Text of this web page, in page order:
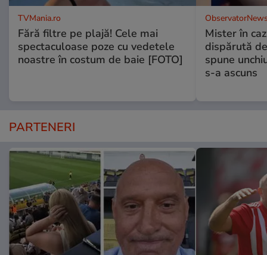
TVMania.ro
Fără filtre pe plajă! Cele mai
spectaculoase poze cu vedetele
noastre în costum de baie [FOTO]
Mister în
dispărută
spune
s-a ascuns
PARTENERI